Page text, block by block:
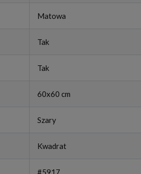
Matowa
Tak
Tak
60x60 cm
Szary
Kwadrat